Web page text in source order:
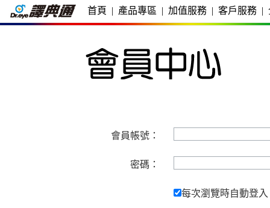
首頁 | 產品專區 | 加值服務 | 客戶服務 |
會員帳號：
密碼：
每次瀏覽時自動登入